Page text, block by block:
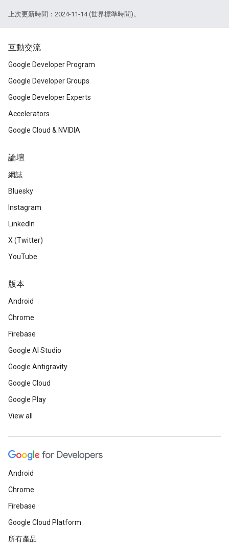
上次更新時間：2024-11-14 (世界標準時間)。
互動交流
Google Developer Program
Google Developer Groups
Google Developer Experts
Accelerators
Google Cloud & NVIDIA
論壇
網誌
Bluesky
Instagram
LinkedIn
X (Twitter)
YouTube
版本
Android
Chrome
Firebase
Google AI Studio
Google Antigravity
Google Cloud
Google Play
View all
Android
Chrome
Firebase
Google Cloud Platform
所有產品